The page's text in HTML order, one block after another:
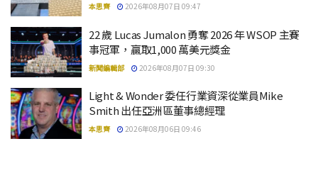
本思齊 2026年08月07日 09:47
22 歲 Lucas Jumalon 勇奪 2026 年 WSOP 主賽
事冠軍，贏取1,000 萬美元獎金
新聞編輯部 2026年08月07日 09:30
Light & Wonder 委任行業資深從業員Mike
Smith 出任亞洲區董事總經理
本思齊 2026年08月06日 09:46